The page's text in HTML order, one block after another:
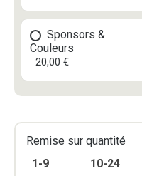
Sponsors &
Couleurs
20,00 €
Remise sur quantité
1-9
10-24